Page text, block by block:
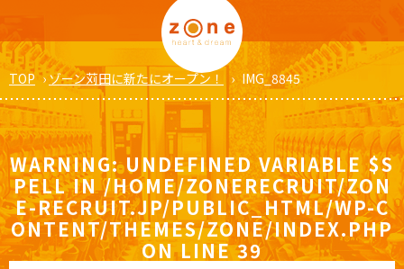
TOP ›ゾーン苅田に新たにオープン！ › IMG_8845
WARNING: UNDEFINED VARIABLE $S
PELL IN/HOME/ZONERECRUIT/ZON
E-RECRUIT.JP/PUBLIC_HTML/WP-C
ONTENT/THEMES/ZONE/INDEX.PHP
ON LINE39